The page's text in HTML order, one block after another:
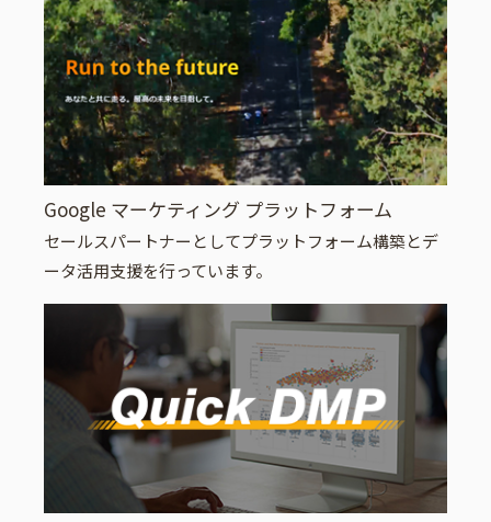
Google マーケティング プラットフォーム
セールスパートナーとしてプラットフォーム構築とデ
ータ活用支援を行っています。